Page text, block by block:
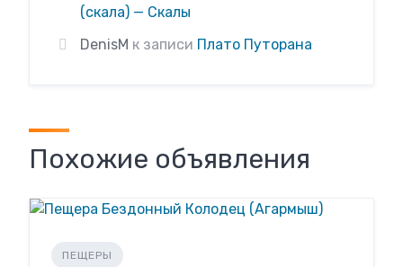
(скала) — Скалы
DenisM к записи Плато Путорана
Похожие объявления
ПЕЩЕРЫ